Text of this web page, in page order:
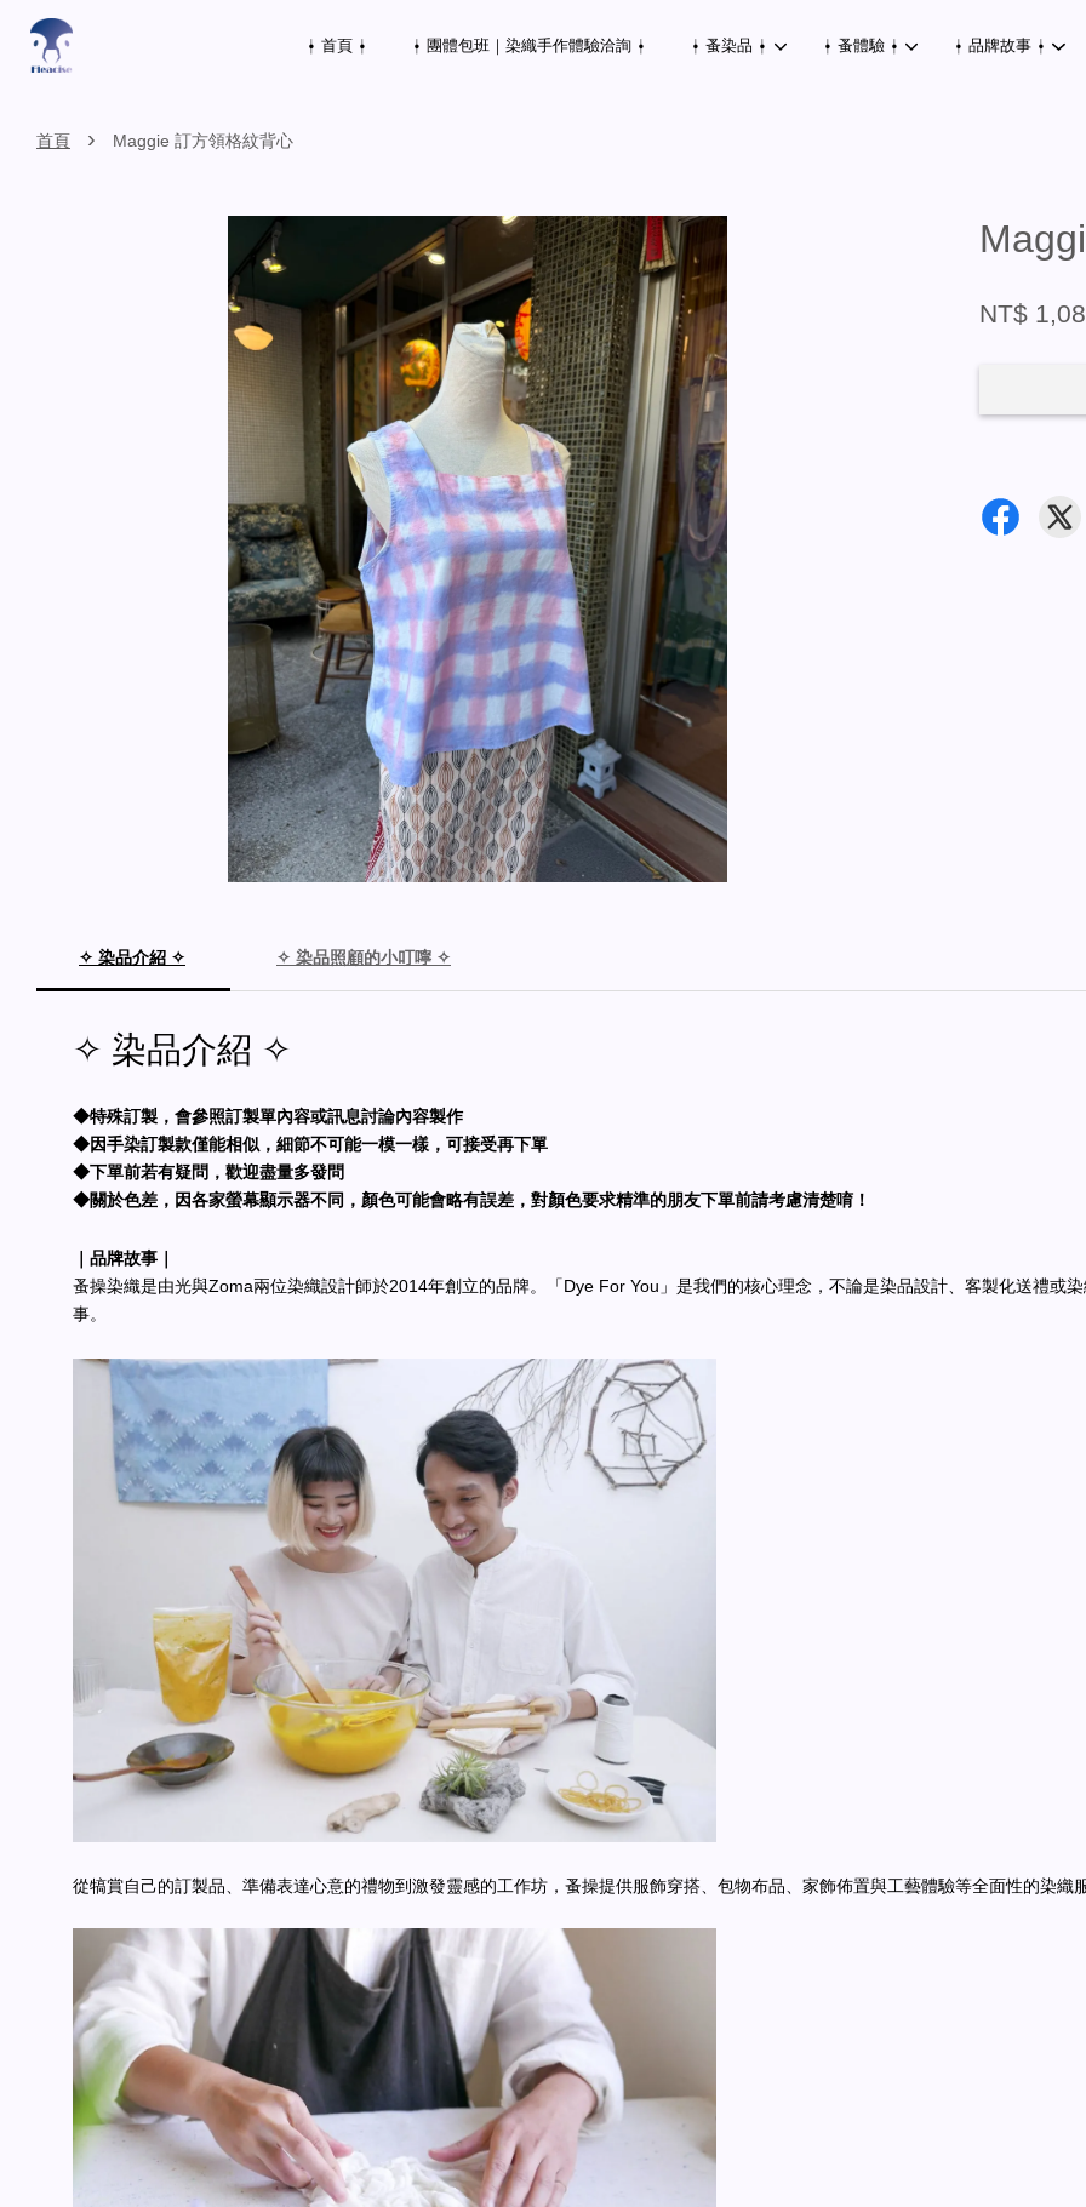
⍿ 首頁 ⍿ ⍿ 團體包班｜染織手作體驗洽詢 ⍿ ⍿ 蚤染品 ⍿ ⍿ 蚤體驗 ⍿ ⍿ 品牌故事 ⍿
首頁 › Maggie 訂方領格紋背心
NT$
✧ 染品介紹 ✧ ✧ 染品照顧的小叮嚀 ✧
✧ 染品介紹 ✧
◆特殊訂製，會參照訂製單內容或訊息討論內容製作
◆因手染訂製款僅能相似，細節不可能一模一樣，可接受再下單
◆下單前若有疑問，歡迎盡量多發問
◆關於色差，因各家螢幕顯示器不同，顏色可能會略有誤差，對顏色要求精準的朋友下單前請考慮清楚唷！
｜品牌故事｜
蚤操染織是由光與Zoma兩位染織設計師於2014年創立的品牌。「Dye For You」是我們的核心理念，不論是染品設計、客製化送禮或
事。
從犒賞自己的訂製品、準備表達心意的禮物到激發靈感的工作坊，蚤操提供服飾穿搭、包物布品、家飾佈置與工藝體驗等全面性的染織
您的購物車目前還是空的。